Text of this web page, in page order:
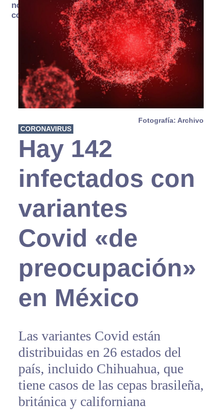
no se
consume
Fotografía: Archivo
CORONAVIRUS
Hay 142
infectados con
variantes
Covid «de
preocupación»
en México
Las variantes Covid están
distribuidas en 26 estados del
país, incluido Chihuahua, que
tiene casos de las cepas brasileña,
británica y californiana